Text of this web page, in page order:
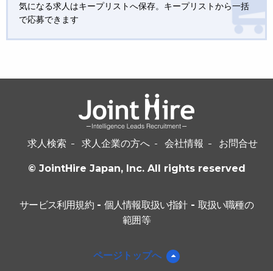
気になる求人はキープリストへ保存。キープリストから一括
で応募できます
求人検索 求人企業の方へ 会社情報 お問合せ
© JointHire Japan, Inc. All rights reserved
サービス利用規約- 個人情報取扱い指針- 取扱い職種の
範囲等
ページトップへ